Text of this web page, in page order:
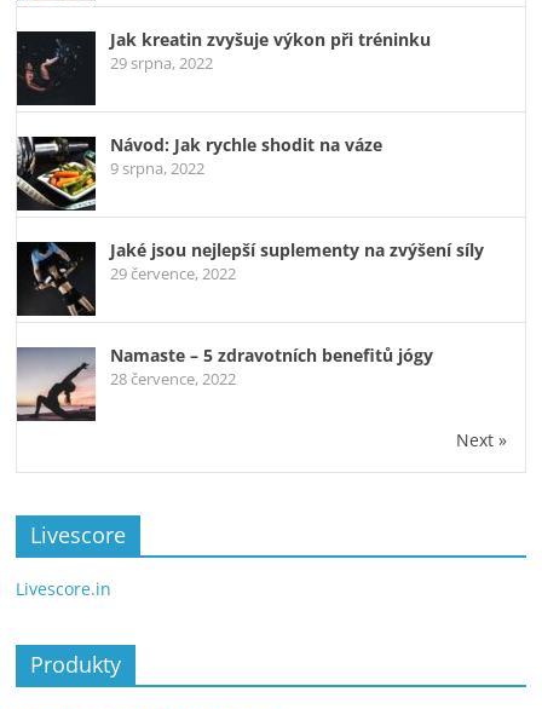
Jak kreatin zvyšuje výkon při tréninku
29 srpna, 2022
Návod: Jak rychle shodit na váze
9 srpna, 2022
Jaké jsou nejlepší suplementy na zvýšení síly
29 července, 2022
Namaste – 5 zdravotních benefitů jógy
28 července, 2022
Next »
Livescore
Livescore.in
Produkty